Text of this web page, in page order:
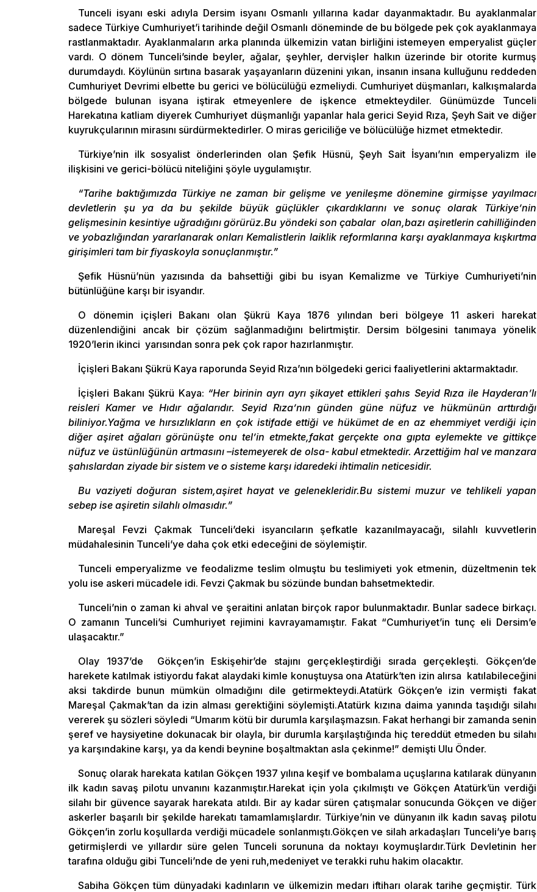
Tunceli isyanı eski adıyla Dersim isyanı Osmanlı yıllarına kadar dayanmaktadır. Bu ayaklanmalar
sadece Türkiye Cumhuriyet’i tarihinde değil Osmanlı döneminde de bu bölgede pek çok ayaklanmaya
rastlanmaktadır. Ayaklanmaların arka planında ülkemizin vatan birliğini istemeyen emperyalist güçler
vardı. O dönem Tunceli’sinde beyler, ağalar, şeyhler, dervişler halkın üzerinde bir otorite kurmuş
durumdaydı. Köylünün sırtına basarak yaşayanların düzenini yıkan, insanın insana kulluğunu reddeden
Cumhuriyet Devrimi elbette bu gerici ve bölücülüğü ezmeliydi. Cumhuriyet düşmanları, kalkışmalarda
bölgede bulunan isyana iştirak etmeyenlere de işkence etmekteydiler. Günümüzde Tunceli
Harekatına katliam diyerek Cumhuriyet düşmanlığı yapanlar hala gerici Seyid Rıza, Şeyh Sait ve diğer
kuyrukçularının mirasını sürdürmektedirler. O miras gericiliğe ve bölücülüğe hizmet etmektedir.
Türkiye’nin ilk sosyalist önderlerinden olan Şefik Hüsnü, Şeyh Sait İsyanı’nın emperyalizm ile
ilişkisini ve gerici-bölücü niteliğini şöyle uygulamıştır.
“Tarihe baktığımızda Türkiye ne zaman bir gelişme ve yenileşme dönemine girmişse yayılmacı
devletlerin şu ya da bu şekilde büyük güçlükler çıkardıklarını ve sonuç olarak Türkiye’nin
gelişmesinin kesintiye uğradığını görürüz.Bu yöndeki son çabalar olan,bazı aşiretlerin cahilliğinden
ve yobazlığından yararlanarak onları Kemalistlerin laiklik reformlarına karşı ayaklanmaya kışkırtma
girişimleri tam bir fiyaskoyla sonuçlanmıştır.”
Şefik Hüsnü’nün yazısında da bahsettiği gibi bu isyan Kemalizme ve Türkiye Cumhuriyeti’nin
bütünlüğüne karşı bir isyandır.
O dönemin içişleri Bakanı olan Şükrü Kaya 1876 yılından beri bölgeye 11 askeri harekat
düzenlendiğini ancak bir çözüm sağlanmadığını belirtmiştir. Dersim bölgesini tanımaya yönelik
1920’lerin ikinci yarısından sonra pek çok rapor hazırlanmıştır.
İçişleri Bakanı Şükrü Kaya raporunda Seyid Rıza’nın bölgedeki gerici faaliyetlerini aktarmaktadır.
İçişleri Bakanı Şükrü Kaya: “Her birinin ayrı ayrı şikayet ettikleri şahıs Seyid Rıza ile Hayderan’lı
reisleri Kamer ve Hıdır ağalarıdır. Seyid Rıza’nın günden güne nüfuz ve hükmünün arttırdığı
biliniyor.Yağma ve hırsızlıkların en çok istifade ettiği ve hükümet de en az ehemmiyet verdiği için
diğer aşiret ağaları görünüşte onu tel’in etmekte,fakat gerçekte ona gıpta eylemekte ve gittikçe
nüfuz ve üstünlüğünün artmasını –istemeyerek de olsa- kabul etmektedir. Arzettiğim hal ve manzara
şahıslardan ziyade bir sistem ve o sisteme karşı idaredeki ihtimalin neticesidir.
Bu vaziyeti doğuran sistem,aşiret hayat ve gelenekleridir.Bu sistemi muzur ve tehlikeli yapan
sebep ise aşiretin silahlı olmasıdır.”
Mareşal Fevzi Çakmak Tunceli’deki isyancıların şefkatle kazanılmayacağı, silahlı kuvvetlerin
müdahalesinin Tunceli’ye daha çok etki edeceğini de söylemiştir.
Tunceli emperyalizme ve feodalizme teslim olmuştu bu teslimiyeti yok etmenin, düzeltmenin tek
yolu ise askeri mücadele idi. Fevzi Çakmak bu sözünde bundan bahsetmektedir.
Tunceli’nin o zaman ki ahval ve şeraitini anlatan birçok rapor bulunmaktadır. Bunlar sadece birkaçı.
O zamanın Tunceli’si Cumhuriyet rejimini kavrayamamıştır. Fakat “Cumhuriyet’in tunç eli Dersim’e
ulaşacaktır.”
Olay 1937’de Gökçen’in Eskişehir’de stajını gerçekleştirdiği sırada gerçekleşti. Gökçen’de
harekete katılmak istiyordu fakat alaydaki kimle konuştuysa ona Atatürk’ten izin alırsa katılabileceğini
aksi takdirde bunun mümkün olmadığını dile getirmekteydi.Atatürk Gökçen’e izin vermişti fakat
Mareşal Çakmak’tan da izin alması gerektiğini söylemişti.Atatürk kızına daima yanında taşıdığı silahı
vererek şu sözleri söyledi “Umarım kötü bir durumla karşılaşmazsın. Fakat herhangi bir zamanda senin
şeref ve haysiyetine dokunacak bir olayla, bir durumla karşılaştığında hiç tereddüt etmeden bu silahı
ya karşındakine karşı, ya da kendi beynine boşaltmaktan asla çekinme!” demişti Ulu Önder.
Sonuç olarak harekata katılan Gökçen 1937 yılına keşif ve bombalama uçuşlarına katılarak dünyanın
ilk kadın savaş pilotu unvanını kazanmıştır.Harekat için yola çıkılmıştı ve Gökçen Atatürk’ün verdiği
silahı bir güvence sayarak harekata atıldı. Bir ay kadar süren çatışmalar sonucunda Gökçen ve diğer
askerler başarılı bir şekilde harekatı tamamlamışlardır. Türkiye’nin ve dünyanın ilk kadın savaş pilotu
Gökçen’in zorlu koşullarda verdiği mücadele sonlanmıştı.Gökçen ve silah arkadaşları Tunceli’ye barış
getirmişlerdi ve yıllardır süre gelen Tunceli sorununa da noktayı koymuşlardır.Türk Devletinin her
tarafına olduğu gibi Tunceli’nde de yeni ruh,medeniyet ve terakki ruhu hakim olacaktır.
Sabiha Gökçen tüm dünyadaki kadınların ve ülkemizin medarı iftiharı olarak tarihe geçmiştir. Türk